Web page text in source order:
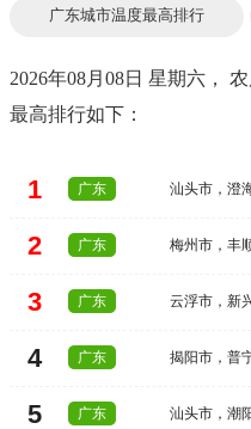
广东城市温度最高排行
2026年08月08日 星期六，
最高排行如下：
1 广东 汕头市 ，澄
2 广东 梅州市 ，丰
3 广东 云浮市 ，新
4 广东 揭阳市 ，普
5 广东 汕头市 ，潮